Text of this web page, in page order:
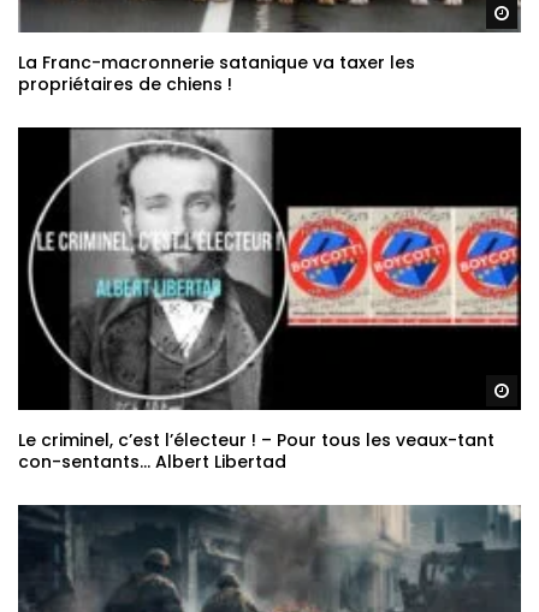
La Franc-macronnerie satanique va taxer les
propriétaires de chiens !
Le criminel, c’est l’électeur ! – Pour tous les veaux-tant
con-sentants… Albert Libertad